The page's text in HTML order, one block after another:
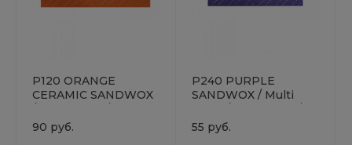
P120 ORANGE
CERAMIC SANDWOX
70х400мм / Полоска
шлифовальная на
90 руб.
P240 PURPLE
SANDWOX / Multi
Полоска
шлифовальная на
55 руб.